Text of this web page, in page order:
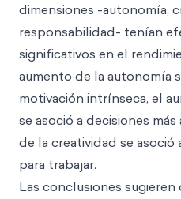
dimensiones -autonomía,
responsabilidad- tenían
significativos en el
aumento de la autonomía
motivación intrínseca, el
se asoció a decisiones
de la creatividad se asoció
para trabajar.
Las conclusiones